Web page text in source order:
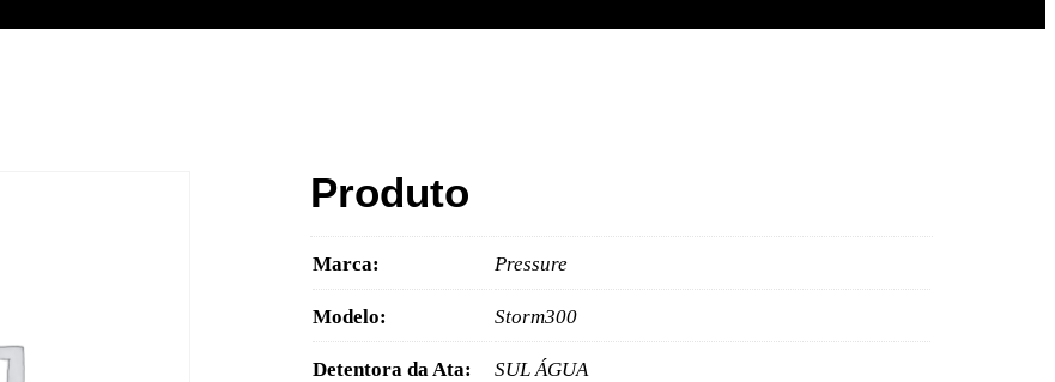
Produto
Marca: Pressure
Modelo: Storm300
Detentora da Ata: SUL ÁGUA